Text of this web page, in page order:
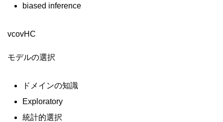
biased inference
vcovHC
モデルの選択
ドメインの知識
Exploratory
統計的選択